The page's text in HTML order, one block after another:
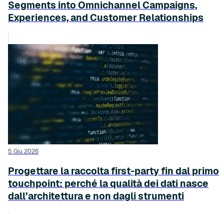
Segments into Omnichannel Campaigns,
Experiences, and Customer Relationships
5 Giu 2026
Progettare la raccolta first-party fin dal primo
touchpoint: perché la qualità dei dati nasce
dall’architettura e non dagli strumenti